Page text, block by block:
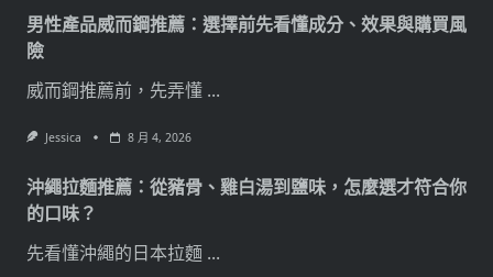
男性產品威而鋼推薦：選擇前先看懂成分、效果與購買風
險
威而鋼推薦前，先弄懂 ...
Jessica 8 月 4, 2026
沖繩拉麵推薦：從豬骨、雞白湯到鹽味，怎麼選才符合你
的口味？
先看懂沖繩的日本拉麵 ...